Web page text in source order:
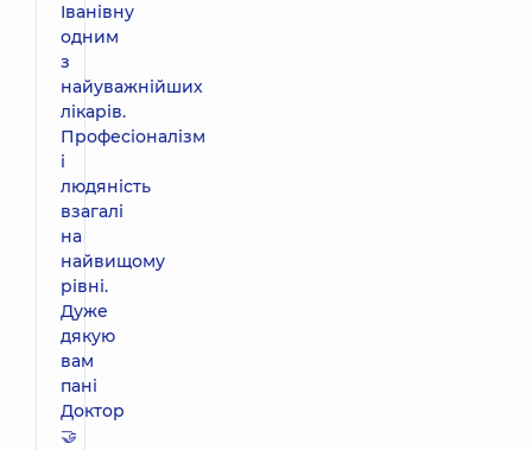
Іванівну
одним
з
найуважнійших
лікарів.
Професіоналізм
і
людяність
взагалі
на
найвищому
рівні.
Дуже
дякую
вам
пані
Доктор
🤝